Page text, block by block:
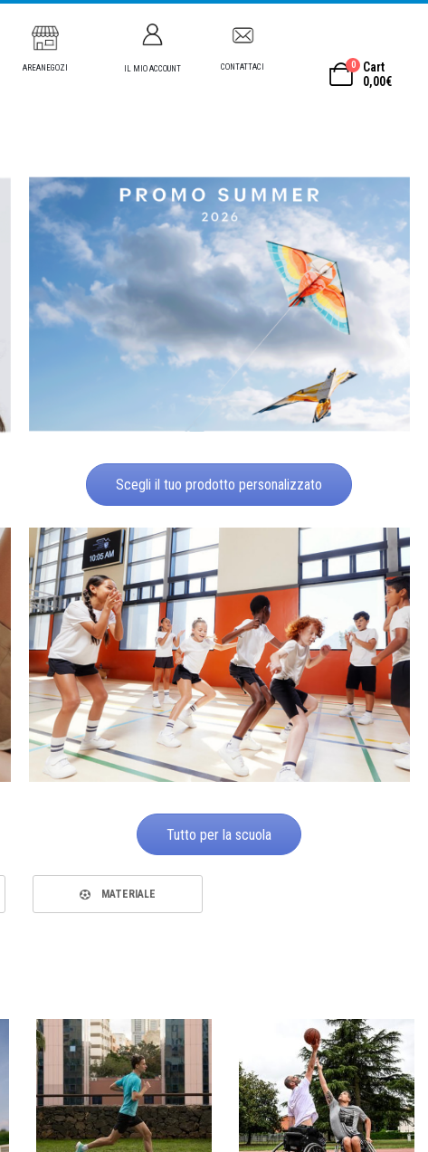
AREANEGOZI IL MIO ACCOUNT CONTATTACI 0
Cart
0,00€
Scegli il tuo prodotto personalizzato
Tutto per la scuola
MATERIALE